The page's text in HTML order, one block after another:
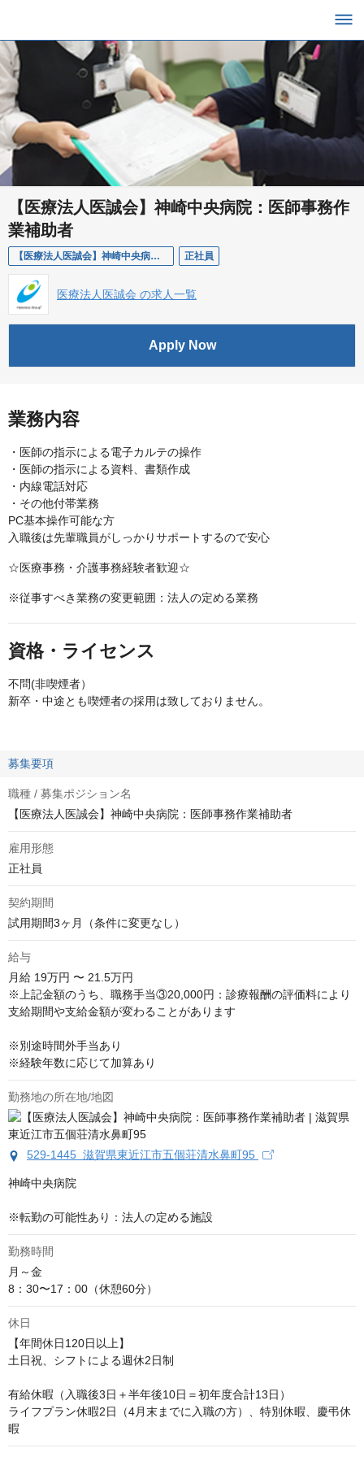
【医療法人医誠会】神崎中央病院：医師事務作
業補助者
【医療法人医誠会】神崎中央病院：医師事務作業補助者 正社員
医療法人医誠会 の求人一覧
Apply Now
業務内容
・医師の指示による電子カルテの操作
・医師の指示による資料、書類作成
・内線電話対応
・その他付帯業務
PC基本操作可能な方
入職後は先輩職員がしっかりサポートするので安心
☆医療事務・介護事務経験者歓迎☆
※従事すべき業務の変更範囲：法人の定める業務
資格・ライセンス
不問(非喫煙者）
新卒・中途とも喫煙者の採用は致しておりません。
募集要項
職種 / 募集ポジション名
【医療法人医誠会】神崎中央病院：医師事務作業補助者
雇用形態
正社員
契約期間
試用期間3ヶ月（条件に変更なし）
給与
月給 19万円 〜 21.5万円
※上記金額のうち、職務手当③20,000円：診療報酬の評価料により
支給期間や支給金額が変わることがあります
※別途時間外手当あり
※経験年数に応じて加算あり
勤務地の所在地/地図
529-1445 滋賀県東近江市五個荘清水鼻町95
神崎中央病院
※転勤の可能性あり：法人の定める施設
勤務時間
月～金
8：30〜17：00（休憩60分）
休日
【年間休日120日以上】
土日祝、シフトによる週休2日制
有給休暇（入職後3日＋半年後10日＝初年度合計13日）
ライフプラン休暇2日（4月末までに入職の方）、特別休暇、慶弔休
暇